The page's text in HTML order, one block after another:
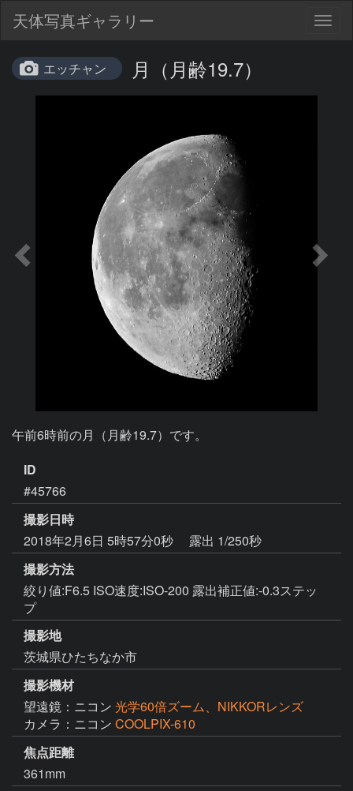
天体写真ギャラリー
エッチャン 月（月齢19.7）
午前6時前の月（月齢19.7）です。
ID
#45766
撮影日時
2018年2月6日 5時57分0秒
露出 1/250秒
撮影方法
絞り値:F6.5 ISO速度:ISO-200 露出補正値:-0.3ステッ
プ
撮影地
茨城県ひたちなか市
撮影機材
望遠鏡：ニコン 光学60倍ズーム、NIKKORレンズ
カメラ：ニコン COOLPIX-610
焦点距離
361mm